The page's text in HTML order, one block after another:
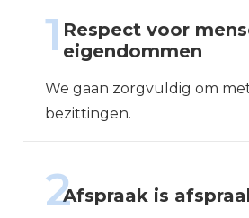
1 Respect voor
eigendommen
We gaan zorgvuldig om
bezittingen.
2Afspraak is